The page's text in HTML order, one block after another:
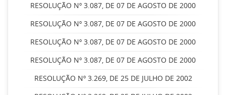
RESOLUÇÃO Nº 3.087, DE 07 DE AGOSTO DE 2000
RESOLUÇÃO Nº 3.087, DE 07 DE AGOSTO DE 2000
RESOLUÇÃO Nº 3.087, DE 07 DE AGOSTO DE 2000
RESOLUÇÃO Nº 3.087, DE 07 DE AGOSTO DE 2000
RESOLUÇÃO Nº 3.269, DE 25 DE JULHO DE 2002